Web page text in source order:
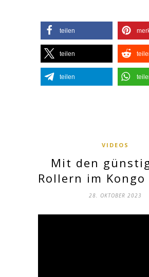
teilen
teilen
teilen
VIDEOS
Mit den
Rollern im
28. OKTOBER 2023